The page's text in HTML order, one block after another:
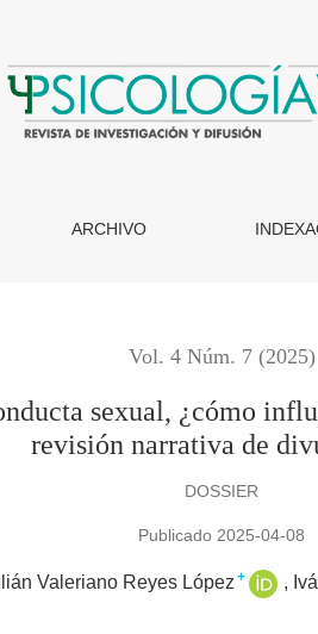
influye la actividad sexual en
ARCHIVO
Vol. 4 Núm. 7 (2025)
sexual, ¿cómo
revisión narrativa de
DOSSIER
Publicado 2025-04-08
Valeriano Reyes López +